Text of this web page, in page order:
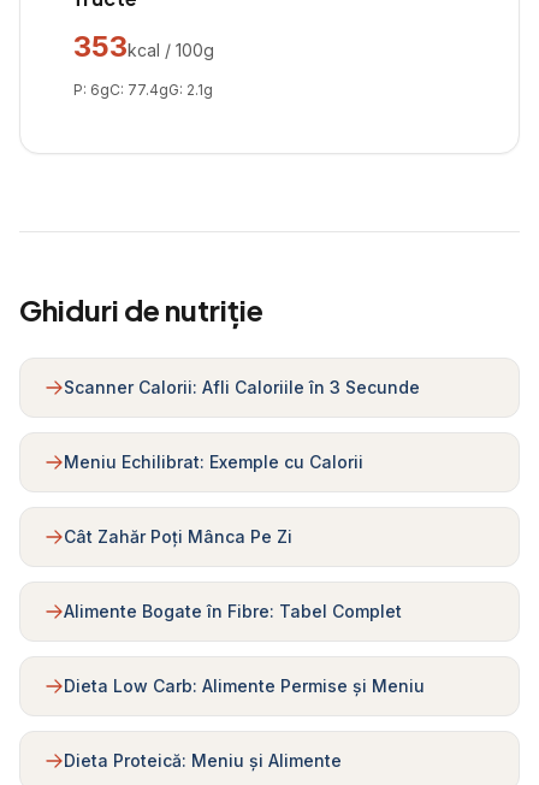
353kcal / 100g
P: 6gC: 77.4gG: 2.1g
Ghiduri de nutriție
Scanner Calorii: Afli Caloriile în 3 Secunde
Meniu Echilibrat: Exemple cu Calorii
Cât Zahăr Poți Mânca Pe Zi
Alimente Bogate în Fibre: Tabel Complet
Dieta Low Carb: Alimente Permise și Meniu
Dieta Proteică: Meniu și Alimente